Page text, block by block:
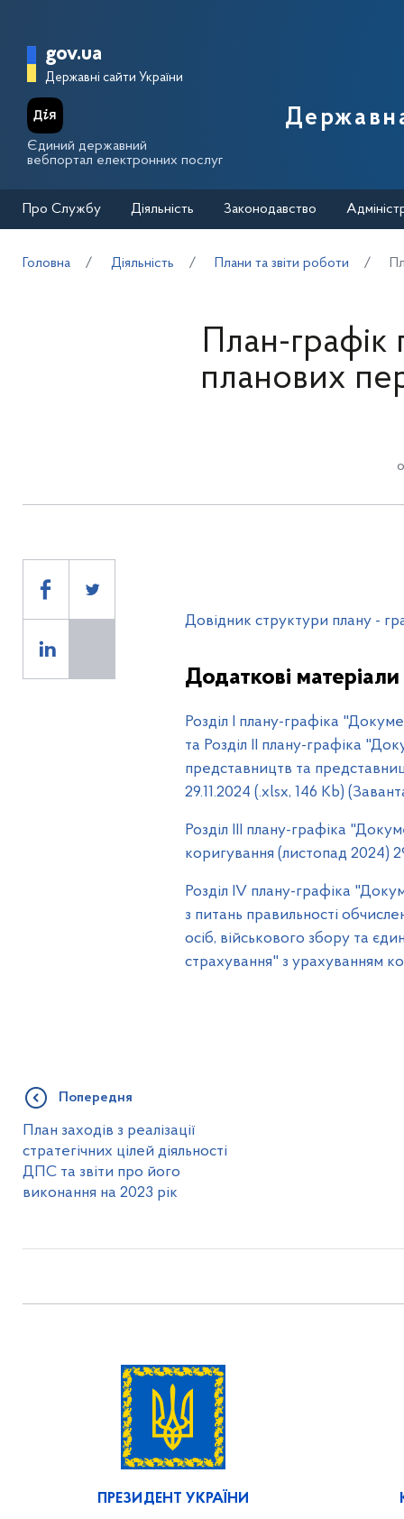
Головна сторінка Державної
gov.ua
Державні сайти України
Єдиний державний
вебпортал електронних послуг
Про Службу Діяльність Законодавство
Головна Діяльність Плани та звіти роботи
План-
планових
Довідник структури плану -
Додаткові матеріали
Розділ І плану-графіка
та Розділ ІІ плану-графіка
представництв та
29.11.2024 (.xlsx, 146 Kb)
Розділ ІІІ плану-графіка
коригування (листопад 2024)
Розділ IV плану-графіка
з питань правильності
осіб, військового збору та
страхування" з урахуванням
Попередня
План заходів з реалізації
стратегічних цілей діяльності
ДПС та звіти про його
виконання на 2023 рік
ПРЕЗИДЕНТ УКРАЇНИ